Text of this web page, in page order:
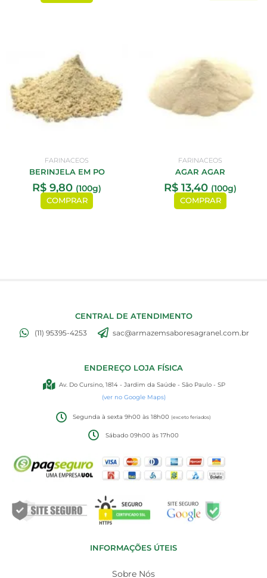
FARINACEOS
BERINJELA EM PO
R$ 9,80 (100g)
COMPRAR
FARINACEOS
AGAR AGAR
R$ 13,40 (100g)
COMPRAR
CENTRAL DE ATENDIMENTO
(11) 95395-4253 sac@armazemsaboresagranel.com.br
ENDEREÇO LOJA FÍSICA
Av. Do Cursino, 1814 - Jardim da Saúde - São Paulo - SP
(ver no Google Maps)
Segunda à sexta 9h00 às 18h00(exceto feriados)
Sábado 09h00 às 17h00
INFORMAÇÕES ÚTEIS
Sobre Nós